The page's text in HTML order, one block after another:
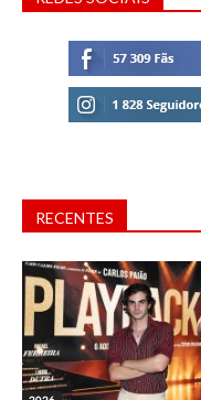
RECENTES